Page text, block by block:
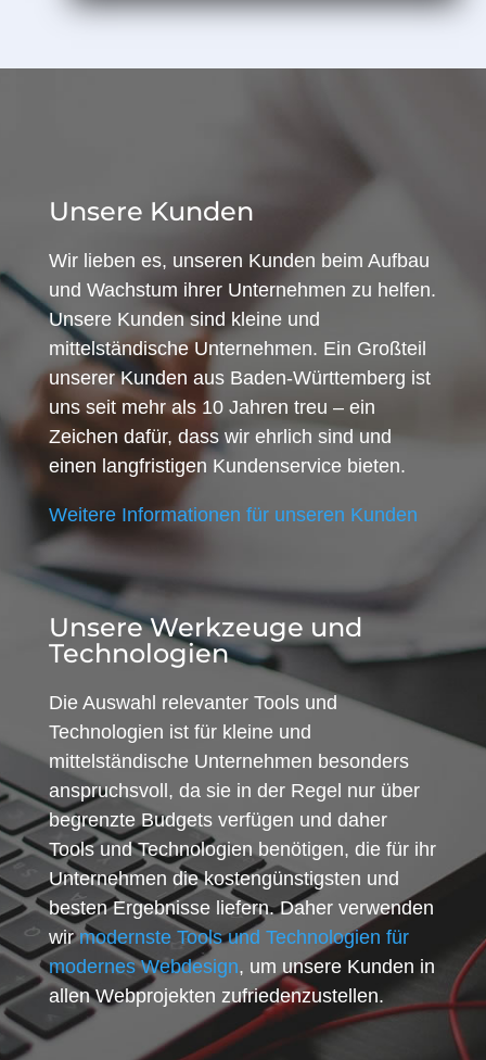
Unsere Kunden
Wir lieben es, unseren Kunden beim Aufbau
und Wachstum ihrer Unternehmen zu helfen.
Unsere Kunden sind kleine und
mittelständische Unternehmen. Ein Großteil
unserer Kunden aus Baden-Württemberg ist
uns seit mehr als 10 Jahren treu – ein
Zeichen dafür, dass wir ehrlich sind und
einen langfristigen Kundenservice bieten.
Weitere Informationen für unseren Kunden
Unsere Werkzeuge und
Technologien
Die Auswahl relevanter Tools und
Technologien ist für kleine und
mittelständische Unternehmen besonders
anspruchsvoll, da sie in der Regel nur über
begrenzte Budgets verfügen und daher
Tools und Technologien benötigen, die für ihr
Unternehmen die kostengünstigsten und
besten Ergebnisse liefern. Daher verwenden
wirmodernste Tools und Technologien für
modernes Webdesign, um unsere Kunden in
allen Webprojekten zufriedenzustellen.